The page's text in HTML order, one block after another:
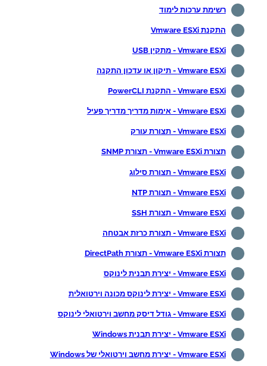
רשימת ערכות לימוד
התקנת Vmware ESXi
Vmware ESXi - מתקין USB
Vmware ESXi - תיקון או עדכון התקנה
Vmware ESXi - התקנת PowerCLI
Vmware ESXi - אימות מדריך מדריך פעיל
Vmware ESXi - תצורת עורק
תצורת Vmware ESXi - תצורת SNMP
Vmware ESXi - תצורת סילוג
Vmware ESXi - תצורת NTP
Vmware ESXi - תצורת SSH
Vmware ESXi - תצורת כרזת אבטחה
תצורת Vmware ESXi - תצורת DirectPath
Vmware ESXi - יצירת תבנית לינוקס
Vmware ESXi - יצירת לינוקס מכונה וירטואלית
Vmware ESXi - גודל דיסק מחשב וירטואלי לינוקס
Vmware ESXi - יצירת תבנית Windows
Vmware ESXi - יצירת מחשב וירטואלי של Windows